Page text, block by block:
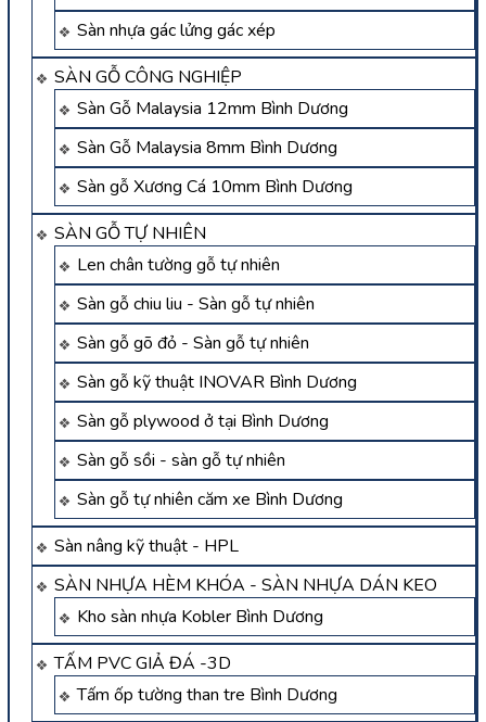
Sàn nhựa gác lửng gác xép
SÀN GỖ CÔNG NGHIỆP
Sàn Gỗ Malaysia 12mm Bình Dương
Sàn Gỗ Malaysia 8mm Bình Dương
Sàn gỗ Xương Cá 10mm Bình Dương
SÀN GỖ TỰ NHIÊN
Len chân tường gỗ tự nhiên
Sàn gỗ chiu liu - Sàn gỗ tự nhiên
Sàn gỗ gõ đỏ - Sàn gỗ tự nhiên
Sàn gỗ kỹ thuật INOVAR Bình Dương
Sàn gỗ plywood ở tại Bình Dương
Sàn gỗ sồi - sàn gỗ tự nhiên
Sàn gỗ tự nhiên căm xe Bình Dương
Sàn nâng kỹ thuật - HPL
SÀN NHỰA HÈM KHÓA - SÀN NHỰA DÁN KEO
Kho sàn nhựa Kobler Bình Dương
TẤM PVC GIẢ ĐÁ -3D
Tấm ốp tường than tre Bình Dương